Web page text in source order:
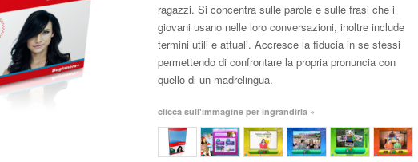
ragazzi. Si concentra sulle parole e sulle frasi che i
giovani usano nelle loro conversazioni, inoltre include
termini utili e attuali. Accresce la fiducia in se stessi
permettendo di confrontare la propria pronuncia con
quello di un madrelingua.
clicca sull'immagine per ingrandirla »